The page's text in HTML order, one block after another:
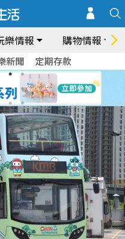
樂情報 購物情報
新聞 定期存款